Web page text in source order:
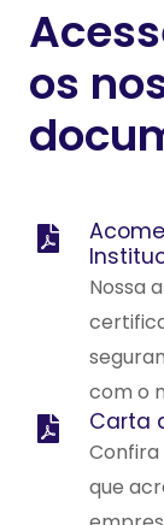
os
Nossa
com o
Carta
que